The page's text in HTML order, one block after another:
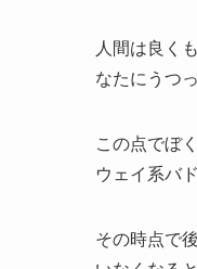
人間は良く
なたにうつ
この点でぼ
ウェイ系バ
その時点で